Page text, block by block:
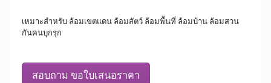
เหมาะสำหรับ ล้อมเขตแดน ล้อมสัตว์ ล้อมพื้นที่ ล้อมบ้าน ล้อมสวน
กันคนบุกรุก
สอบถาม ขอใบเสนอราคา